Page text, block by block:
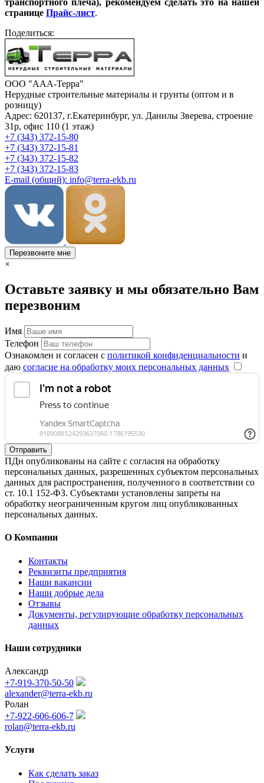
транспортного плеча), рекомендуем сделать это на нашей
странице Прайс-лист.
Поделиться:
ООО "ААА-Терра"
Нерудные строительные материалы и грунты (оптом и в
розницу)
Адрес: 620137, г.Екатеринбург, ул. Данилы Зверева, строение
31р, офис 110 (1 этаж)
+7 (343) 372-15-80
+7 (343) 372-15-81
+7 (343) 372-15-82
+7 (343) 372-15-83
E-mail (общий): info@terra-ekb.ru
Перезвоните мне
×
Оставьте заявку и мы обязательно Вам
перезвоним
Имя
Телефон
Ознакомлен и согласен с политикой конфиденциальности и
даю согласие на обработку моих персональных данных
Отправить
ПДн опубликованы на сайте с согласия на обработку
персональных данных, разрешенных субъектом персональных
данных для распространения, полученного в соответствии со
ст. 10.1 152-ФЗ. Субъектами установлены запреты на
обработку неограниченным кругом лиц опубликованных
персональных данных.
О Компании
Контакты
Реквизиты предприятия
Наши вакансии
Наши добрые дела
Отзывы
Документы, регулирующие обработку персональных
данных
Наши сотрудники
Александр
+7-919-370-50-50
alexander@terra-ekb.ru
Ролан
+7-922-606-606-7
rolan@terra-ekb.ru
Услуги
Как сделать заказ